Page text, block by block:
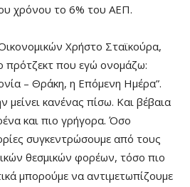
χρόνου το 6% του ΑΕΠ.
Χρήστο Σταϊκούρα,
πρότζεκτ που εγώ ονομάζω:
– Θράκη, η Επόμενη Ημέρα”.
μείνει κανένας πίσω. Και βέβαια
και πιο γρήγορα. Όσο
συγκεντρώσουμε από τους
θεσμικών φορέων, τόσο πιο
μπορούμε να αντιμετωπίζουμε